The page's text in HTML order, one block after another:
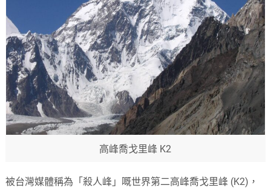
高峰喬戈里峰 K2
被台灣媒體稱為「殺人峰」嘅世界第二高峰喬戈里峰 (K2)，